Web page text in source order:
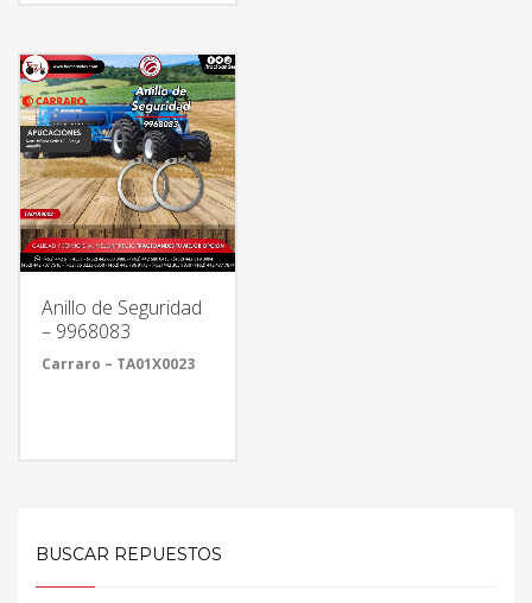
Anillo de Seguridad
– 9968083
Carraro – TA01X0023
BUSCAR REPUESTOS